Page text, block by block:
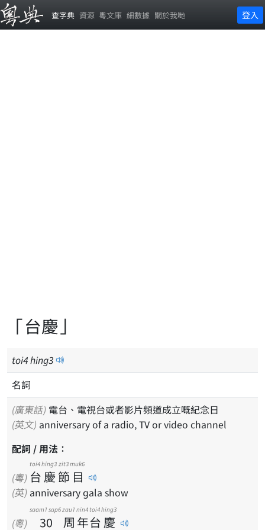
查字典 資源 粵文庫 細數據 關於我哋 登入
「台慶」
toi4hing3
名詞
(廣東話) 電台、電視台或者影片頻道成立嘅紀念日
(英文) anniversary of a radio, TV or video channel
配詞 / 用法：
(粵) 台
toi4
慶
hing3
節
zit3
目
muk6
(英) anniversary gala show
(粵) 30
saam1 sap6
周
zau1
年
nin4
台
toi4
慶
hing3